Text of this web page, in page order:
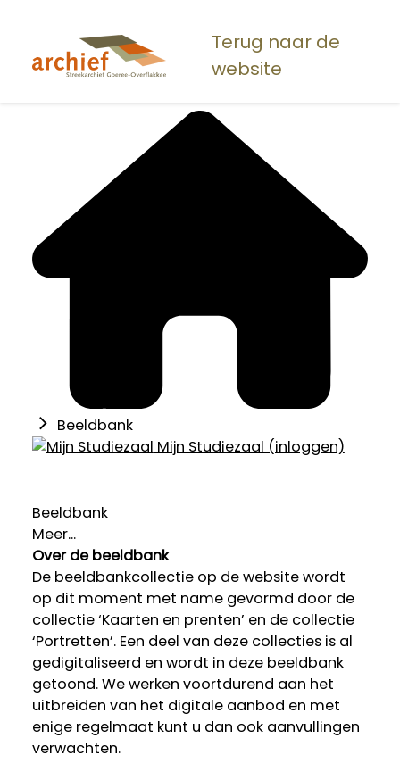
naar
Terug naar de
website
Beeldbank
Mijn Studiezaal (inloggen)
Beeldbank
Meer...
Over de beeldbank
De beeldbankcollectie op de website wordt
op dit moment met name gevormd door de
collectie ‘Kaarten en prenten’ en de collectie
‘Portretten’. Een deel van deze collecties is al
gedigitaliseerd en wordt in deze beeldbank
getoond. We werken voortdurend aan het
uitbreiden van het digitale aanbod en met
enige regelmaat kunt u dan ook aanvullingen
verwachten.